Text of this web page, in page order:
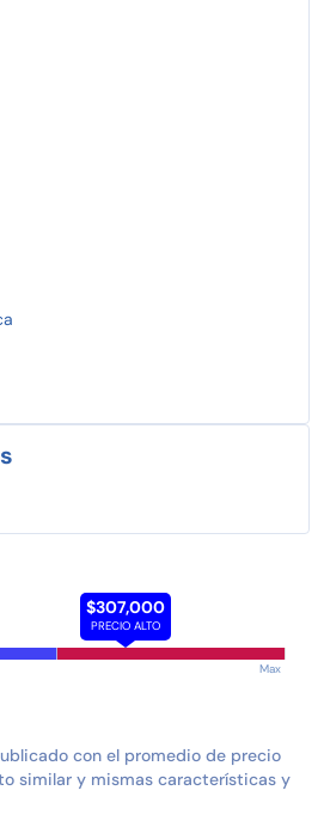
$307,000
PRECIO ALTO
Max
con el promedio de precio
similar y mismas características y